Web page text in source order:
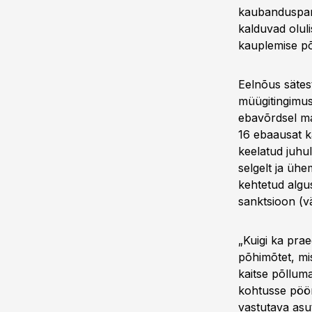
kalduvad
kauplemise
Eelnõus
ebavõrdsel
16 ebaausat
keelatud
selgelt ja
kehtetud
sanktsioon
„Kuigi ka
põhimõtet,
kaitse
kohtusse
vastutava